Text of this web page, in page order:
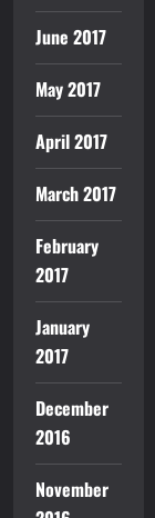
June 2017
May 2017
April 2017
March 2017
February
2017
January
2017
December
2016
November